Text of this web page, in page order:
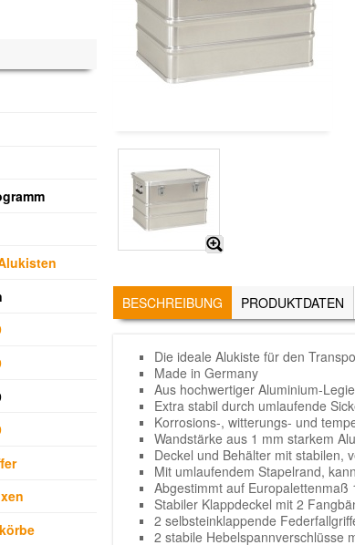
TABS
BESCHREIBUNG (AKTIVER
REITER)
PRODUKTDATEN
Die ideale Alukiste für den
Made in Germany
Aus hochwertiger Aluminium-
Extra stabil durch umlaufende
Korrosions-, witterungs- und
Wandstärke aus 1 mm starkem
Deckel und Behälter mit stabilen,
Mit umlaufendem Stapelrand,
Abgestimmt auf Europalettenmaß
Stabiler Klappdeckel mit 2
2 selbsteinklappende
2 stabile Hebelspannverschlüsse